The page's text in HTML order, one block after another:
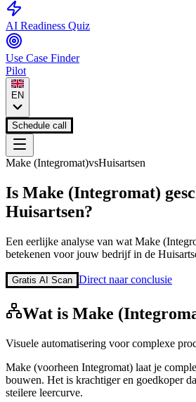
AI Readiness Quiz
Use Case Finder
Pilot
EN
Schedule call
Make (Integromat)vsHuisartsen
Is Make (Integromat)
Huisartsen?
Een eerlijke analyse van wat Make
betekenen voor jouw bedrijf in de
Gratis AI Scan Direct naar conclusie
Wat is Make
Visuele automatisering voor complexe
Make (voorheen Integromat) laat je
bouwen. Het is krachtiger en goedkoper
steilere leercurve.